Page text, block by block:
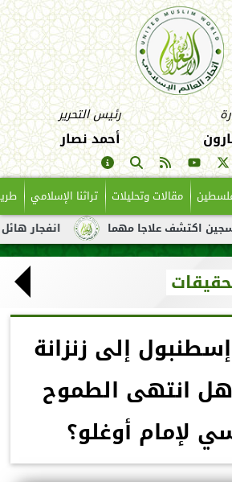
رئيس التحرير
أحمد نصار
مقالات وتحليلات تراثنا الإسلامي
انفجار هائل لناقلة علاجا مهما
إلى زنزانة
انتهى الطموح
لإمام أوغلو؟